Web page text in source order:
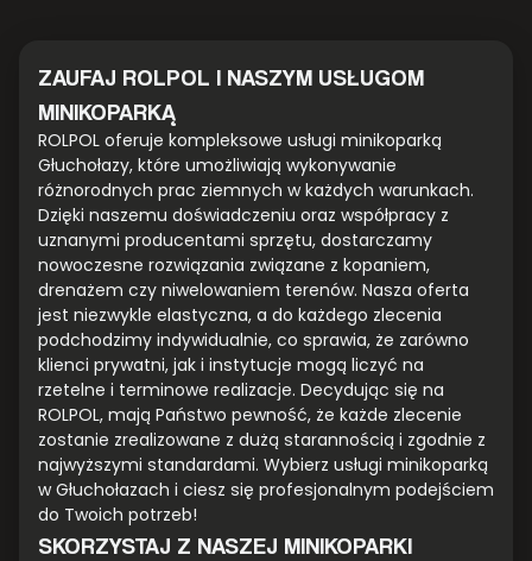
ZAUFAJ ROLPOL I NASZYM USŁUGOM
MINIKOPARKĄ
ROLPOL oferuje kompleksowe usługi minikoparką
Głuchołazy, które umożliwiają wykonywanie
różnorodnych prac ziemnych w każdych warunkach.
Dzięki naszemu doświadczeniu oraz współpracy z
uznanymi producentami sprzętu, dostarczamy
nowoczesne rozwiązania związane z kopaniem,
drenażem czy niwelowaniem terenów. Nasza oferta
jest niezwykle elastyczna, a do każdego zlecenia
podchodzimy indywidualnie, co sprawia, że zarówno
klienci prywatni, jak i instytucje mogą liczyć na
rzetelne i terminowe realizacje. Decydując się na
ROLPOL, mają Państwo pewność, że każde zlecenie
zostanie zrealizowane z dużą starannością i zgodnie z
najwyższymi standardami. Wybierz usługi minikoparką
w Głuchołazach i ciesz się profesjonalnym podejściem
do Twoich potrzeb!
SKORZYSTAJ Z NASZEJ MINIKOPARKI